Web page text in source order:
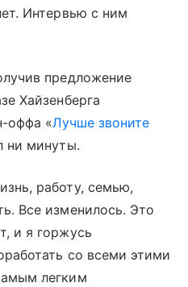
Интервью с ним
предложение
Хайзенберга
оффа «Лучше звоните
ни минуты.
работу, семью,
Все изменилось. Это
и я горжусь
со всеми этими
легким